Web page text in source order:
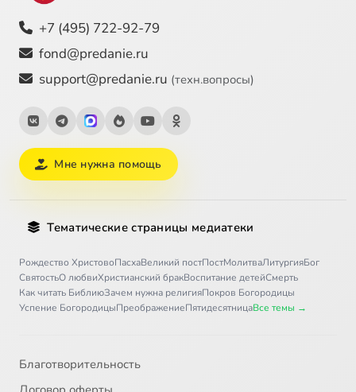
+7 (495) 722-92-79
fond@predanie.ru
support@predanie.ru (техн.вопросы)
Мне нужна помощь
Тематические страницы медиатеки
Рождество ХристовоПасхаВеликий постПостМолитваЛитургияБог
СвятостьО любвиХристианский бракВоспитание детейСмерть
Как читать БиблиюЗачем нужна религияПокров Богородицы
Успение БогородицыПреображениеПятидесятницаВсе темы →
Благотворительность